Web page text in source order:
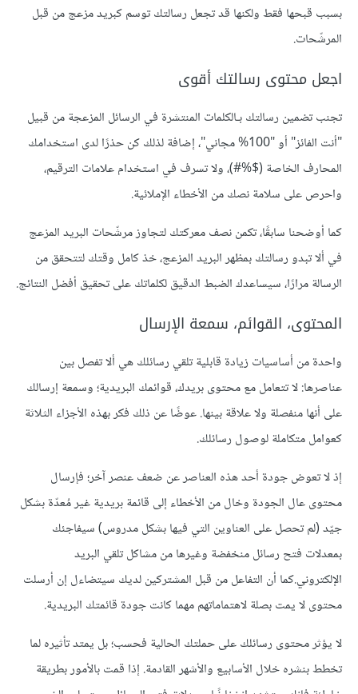
بسبب قبحها فقط ولكنها قد تجعل رسالتك توسم كبريد مزعج من قبل
المرشّحات.
اجعل محتوى رسالتك أقوى
تجنب تضمين رسالتك بـالكلمات المنتشرة في الرسائل المزعجة من قبيل
"أنت الفائز" أو "100% مجاني"، إضافة لذلك كن حذرًا لدى استخدامك
المحارف الخاصة ($%#)، ولا تسرف في استخدام علامات الترقيم،
واحرص على سلامة نصك من الأخطاء الإملائية.
كما أوضحنا سابقًا، تكمن نصف معركتك لتجاوز مرشّحات البريد المزعج
في ألا تبدو رسالتك بمظهر البريد المزعج، خذ كامل وقتك لتتحقق من
الرسالة مرارًا، سيساعدك الضبط الدقيق لكلماتك على تحقيق أفضل النتائج.
المحتوى، القوائم، سمعة الإرسال
واحدة من أساسيات زيادة قابلية تلقي رسائلك هي ألا تفصل بين
عناصرها: لا تتعامل مع محتوى بريدك، قوائمك البريدية؛ وسمعة إرسالك
على أنها منفصلة ولا علاقة بينها. عوضًا عن ذلك فكر بهذه الأجزاء الثلاثة
كعوامل متكاملة لوصول رسائلك.
إذ لا تعوض جودة أحد هذه العناصر عن ضعف عنصر آخر؛ فإرسال
محتوى عال الجودة وخال من الأخطاء إلى قائمة بريدية غير مُعدّة بشكل
جيّد (لم تحصل على العناوين التي فيها بشكل مدروس) سيفاجئك
بمعدلات فتح رسائل منخفضة وغيرها من مشاكل تلقي البريد
الإلكتروني.كما أن التفاعل من قبل المشتركين لديك سيتضاءل إن أرسلت
محتوى لا يمت بصلة لاهتماماتهم مهما كانت جودة قائمتك البريدية.
لا يؤثر محتوى رسائلك على حملتك الحالية فحسب؛ بل يمتد تأثيره لما
تخطط بنشره خلال الأسابيع والأشهر القادمة. إذا قمت بالأمور بطريقة